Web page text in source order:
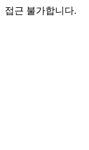
접근 불가합니다.